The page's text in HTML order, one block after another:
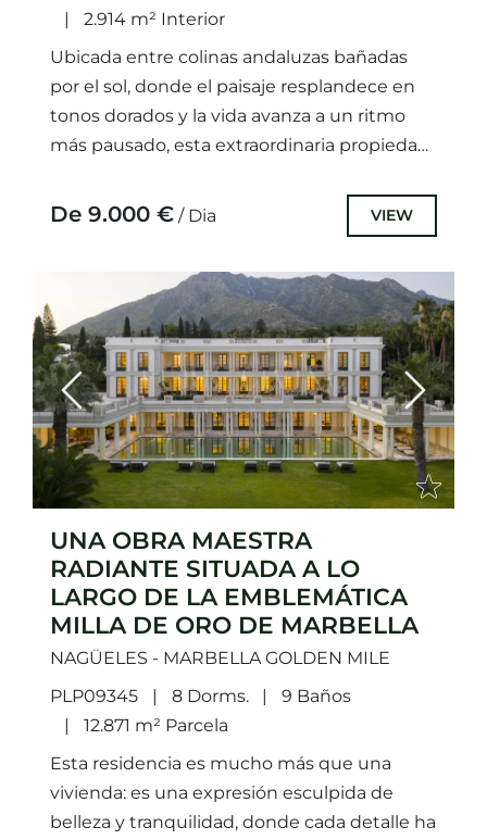
2.914 m² Interior
Ubicada entre colinas andaluzas bañadas
por el sol, donde el paisaje resplandece en
tonos dorados y la vida avanza a un ritmo
más pausado, esta extraordinaria propiedad
De 9.000 € / Dia VIEW
Previous Next
UNA OBRA MAESTRA
RADIANTE SITUADA A LO
LARGO DE LA EMBLEMÁTICA
MILLA DE ORO DE MARBELLA
NAGÜELES - MARBELLA GOLDEN MILE
PLP09345
8 Dorms.
9 Baños
12.871 m² Parcela
Esta residencia es mucho más que una
vivienda: es una expresión esculpida de
belleza y tranquilidad, donde cada detalle ha